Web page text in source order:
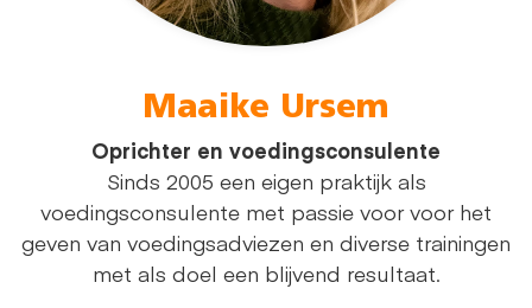
Maaike Ursem
Oprichter en voedingsconsulente
Sinds 2005 een eigen praktijk als
voedingsconsulente met passie voor voor het
geven van voedingsadviezen en diverse trainingen
met als doel een blijvend resultaat.